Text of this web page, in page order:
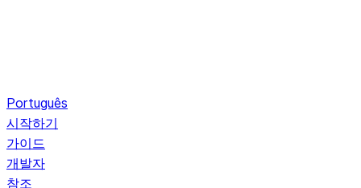
Português
시작하기
가이드
개발자
참조